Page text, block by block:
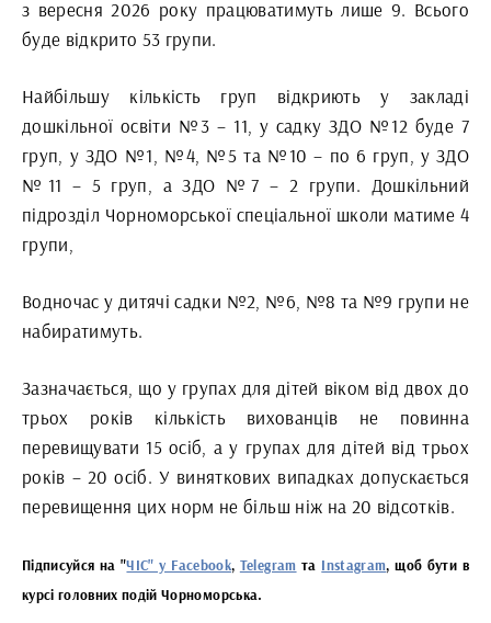
з вересня 2026 року працюватимуть лише 9. Всього
буде відкрито 53 групи.
Найбільшу кількість груп відкриють у закладі
дошкільної освіти №3 – 11, у садку ЗДО №12 буде 7
груп, у ЗДО №1, №4, №5 та №10 – по 6 груп, у ЗДО
№11 – 5 груп, а ЗДО №7 – 2 групи. Дошкільний
підрозділ Чорноморської спеціальної школи матиме 4
групи,
Водночас у дитячі садки №2, №6, №8 та №9 групи не
набиратимуть.
Зазначається, що у групах для дітей віком від двох до
трьох років кількість вихованців не повинна
перевищувати 15 осіб, а у групах для дітей від трьох
років – 20 осіб. У виняткових випадках допускається
перевищення цих норм не більш ніж на 20 відсотків.
Підписуйся на "ЧІС" у Facebook, Telegram та Instagram, щоб бути в
курсі головних подій Чорноморська.